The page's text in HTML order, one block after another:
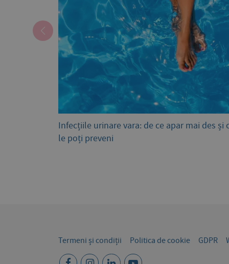
Infecțiile urinare vara: de ce apar mai des și
le poți preveni
Termeni și condiții Politica de cookie GDPR